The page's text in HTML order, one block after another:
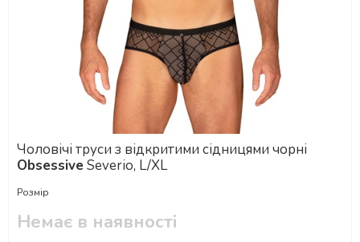
Чоловічі труси з відкритими сідницями чорні
Obsessive Severio, L/XL
Розмір
Немає в наявності